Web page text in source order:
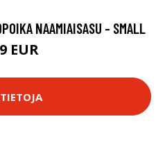
NAAMIAISASU - SMALL
EUR